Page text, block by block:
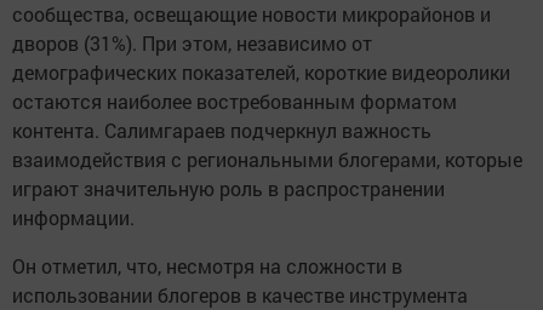
сообщества, освещающие новости микрорайонов и
дворов (31%). При этом, независимо от
демографических показателей, короткие видеоролики
остаются наиболее востребованным форматом
контента. Салимгараев подчеркнул важность
взаимодействия с региональными блогерами, которые
играют значительную роль в распространении
информации.
Он отметил, что, несмотря на сложности в
использовании блогеров в качестве инструмента